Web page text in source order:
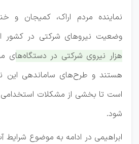
نماینده مردم اراک، کمیجان و
وضعیت نیروهای شرکتی در کشور
هزار نیروی شرکتی در
هستند و طرح‌های ساماندهی این
است تا بخشی از مشکلات
شود.
ابراهیمی در ادامه به موضوع